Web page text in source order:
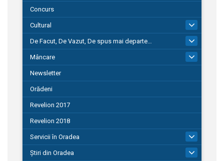
Concurs
Cultural
De Facut, De Vazut, De spus mai departe…
580
Mâncare
Newsletter
Orădeni
Revelion 2017
Revelion 2018
Servicii în Oradea
Știri din Oradea